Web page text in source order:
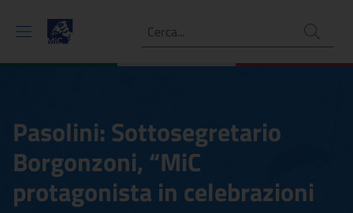
Ricerca
Pasolini: Sottosegretario
Borgonzoni, “MiC
protagonista in celebrazioni